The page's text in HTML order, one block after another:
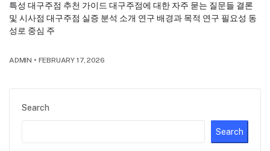
Search
Search
특성 대구주점 추천 가이드 대구주점에 대한 자주 묻는 질문들 결론
및 시사점 대구주점 실증 분석 소개 연구 배경과 목적 연구 필요성 동
성로 중심 주
ADMIN • FEBRUARY 17, 2026